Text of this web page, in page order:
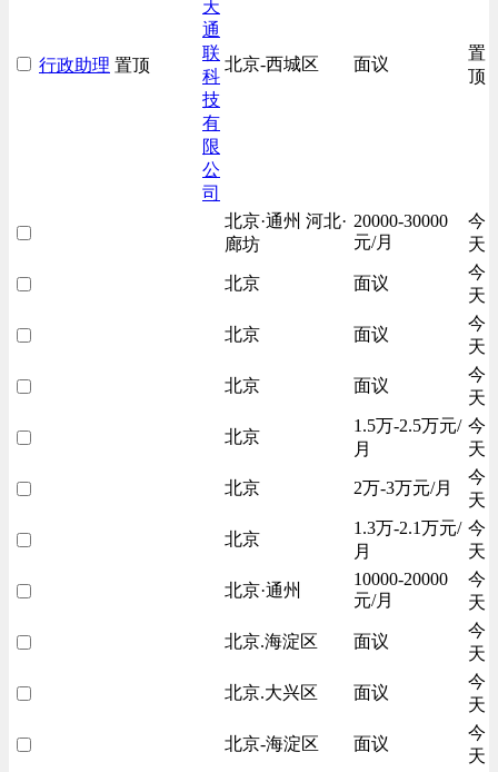
行政助理 置顶
天
通
联
科
技
有
限
公
司
北京-西城区 面议
置
顶
北京·通州 河北·
廊坊
20000-30000
元/月
今
天
北京 面议
今
天
北京 面议
今
天
北京 面议
今
天
北京
1.5万-2.5万元/
月
今
天
北京 2万-3万元/月
今
天
北京
1.3万-2.1万元/
月
今
天
北京·通州
10000-20000
元/月
今
天
北京.海淀区 面议
今
天
北京.大兴区 面议
今
天
北京-海淀区 面议
今
天